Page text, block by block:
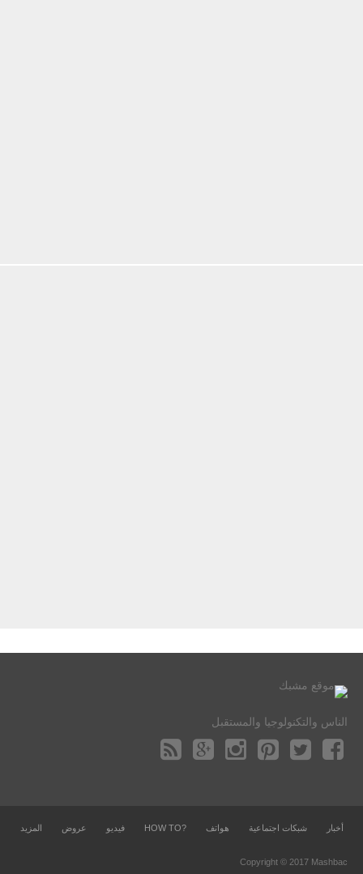
الناس والتكنولوجيا والمستقبل
أخبار شبكات اجتماعية هواتف ?HOW TO فيديو عروض المزيد
Copyright © 2017 Mashbac